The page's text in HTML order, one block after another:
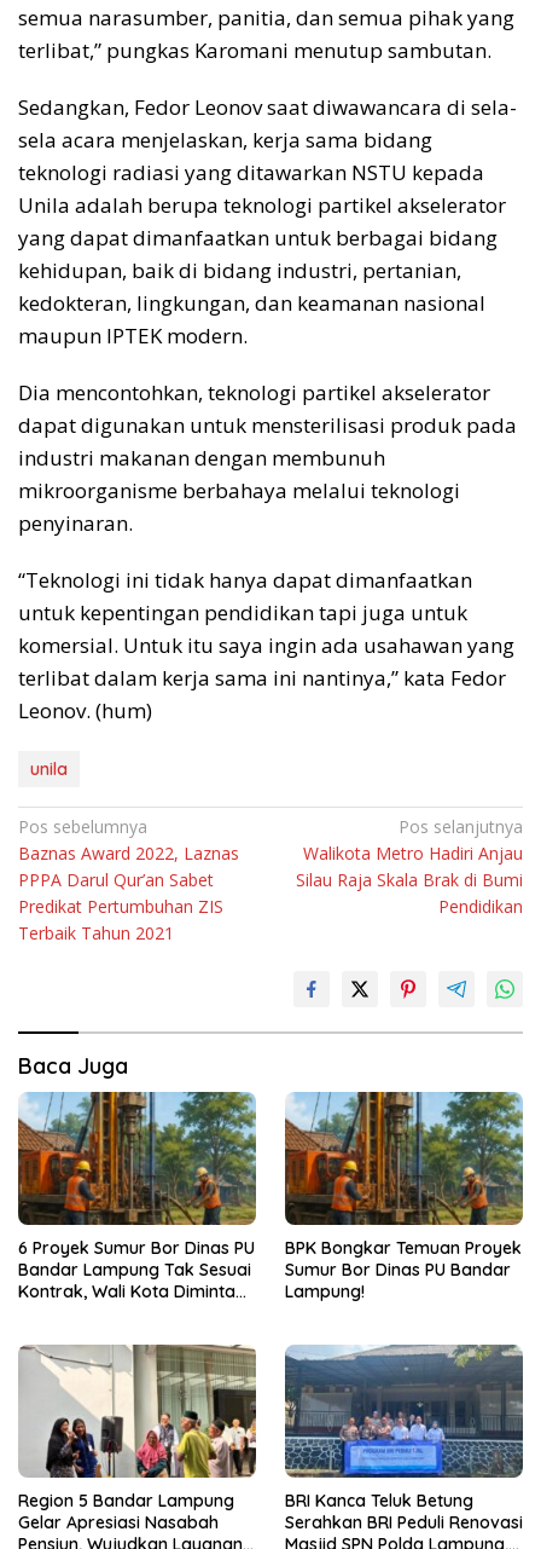
semua narasumber, panitia, dan semua pihak yang
terlibat,” pungkas Karomani menutup sambutan.
Sedangkan, Fedor Leonov saat diwawancara di sela-
sela acara menjelaskan, kerja sama bidang
teknologi radiasi yang ditawarkan NSTU kepada
Unila adalah berupa teknologi partikel akselerator
yang dapat dimanfaatkan untuk berbagai bidang
kehidupan, baik di bidang industri, pertanian,
kedokteran, lingkungan, dan keamanan nasional
maupun IPTEK modern.
Dia mencontohkan, teknologi partikel akselerator
dapat digunakan untuk mensterilisasi produk pada
industri makanan dengan membunuh
mikroorganisme berbahaya melalui teknologi
penyinaran.
“Teknologi ini tidak hanya dapat dimanfaatkan
untuk kepentingan pendidikan tapi juga untuk
komersial. Untuk itu saya ingin ada usahawan yang
terlibat dalam kerja sama ini nantinya,” kata Fedor
Leonov. (hum)
unila
Navigasi
pos
Pos sebelumnya
Baznas Award 2022, Laznas
PPPA Darul Qur’an Sabet
Predikat Pertumbuhan ZIS
Terbaik Tahun 2021
Pos selanjutnya
Walikota Metro Hadiri Anjau
Silau Raja Skala Brak di Bumi
Pendidikan
Baca Juga
6 Proyek Sumur Bor Dinas PU
Bandar Lampung Tak Sesuai
Kontrak, Wali Kota Diminta
BPK Bongkar Temuan Proyek
Sumur Bor Dinas PU Bandar
Lampung!
Region 5 Bandar Lampung
Gelar Apresiasi Nasabah
Pensiun, Wujudkan Layanan
BRI Kanca Teluk Betung
Serahkan BRI Peduli Renovasi
Masjid SPN Polda Lampung,